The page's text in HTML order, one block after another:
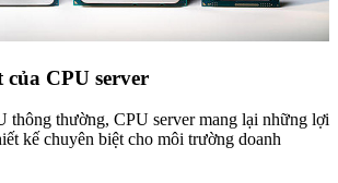
CPU server
thông thường, CPU server mang lại những lợi
kế chuyên biệt cho môi trường doanh